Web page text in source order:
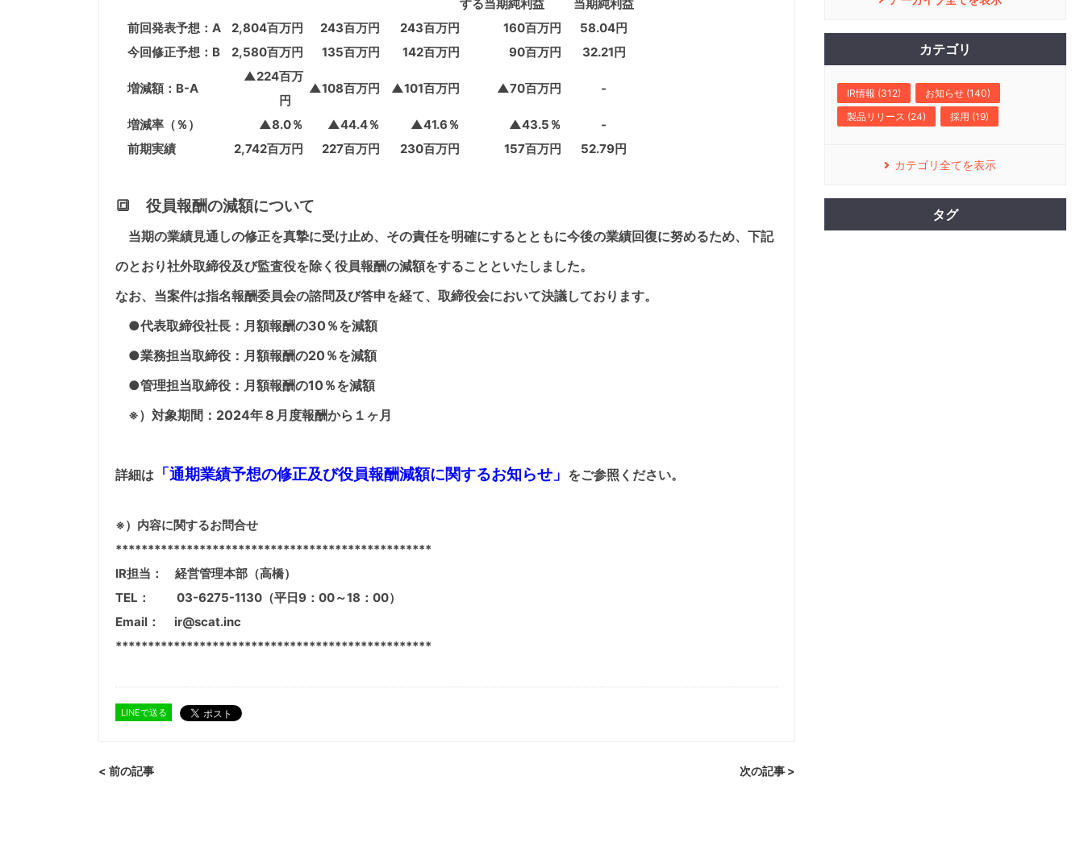
する当期純利益
当期純利益
前回発表予想：A
2,804百万円 243百万円 243百万円 160百万円
58.04円
今回修正予想：B
2,580百万円 135百万円 142百万円 90百万円 32.21円
増減額：B-A
▲224百万
円
▲108百万円 ▲101百万円 ▲70百万円 -
増減率（％） ▲8.0％ ▲44.4％ ▲41.6％ ▲43.5％
-
前期実績
2,742百万円 227百万円 230百万円 157百万円 52.79円
🔳 役員報酬の減額について
当期の業績見通しの修正を真摯に受け止め、その責任を明確にするとともに今後の業績回復に努めるため、下記
のとおり社外取締役及び監査役を除く役員報酬の減額をすることといたしました。
なお、当案件は指名報酬委員会の諮問及び答申を経て、取締役会において決議しております。
●代表取締役社長：月額報酬の30％を減額
●業務担当取締役：月額報酬の20％を減額
●管理担当取締役：月額報酬の10％を減額
※）対象期間：2024年８月度報酬から１ヶ月
詳細は 「通期業績予想の修正及び役員報酬減額に関するお知らせ」 をご参照ください。
※）内容に関するお問合せ
*************************************************
IR担当： 経営管理本部（高橋）
TEL： 03-6275-1130（平日9：00～18：00）
Email： ir@scat.inc
*************************************************
LINEで送る
< 前の記事 次の記事 >
カテゴリ
IR情報 (312)
お知らせ (140)
製品リリース (24)
採用 (19)
カテゴリ全てを表示
タグ